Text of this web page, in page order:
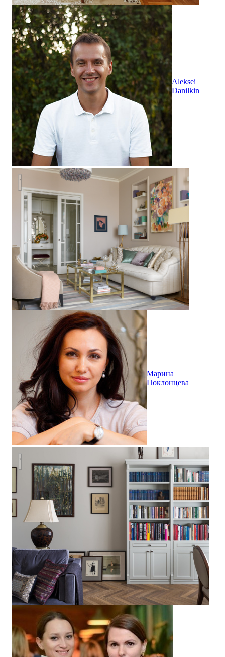
Aleksei
Danilkin
ЖК Grand DeLuxe на Плющихе 118 м2
Марина
Поклонцева
Жизнь как искусство